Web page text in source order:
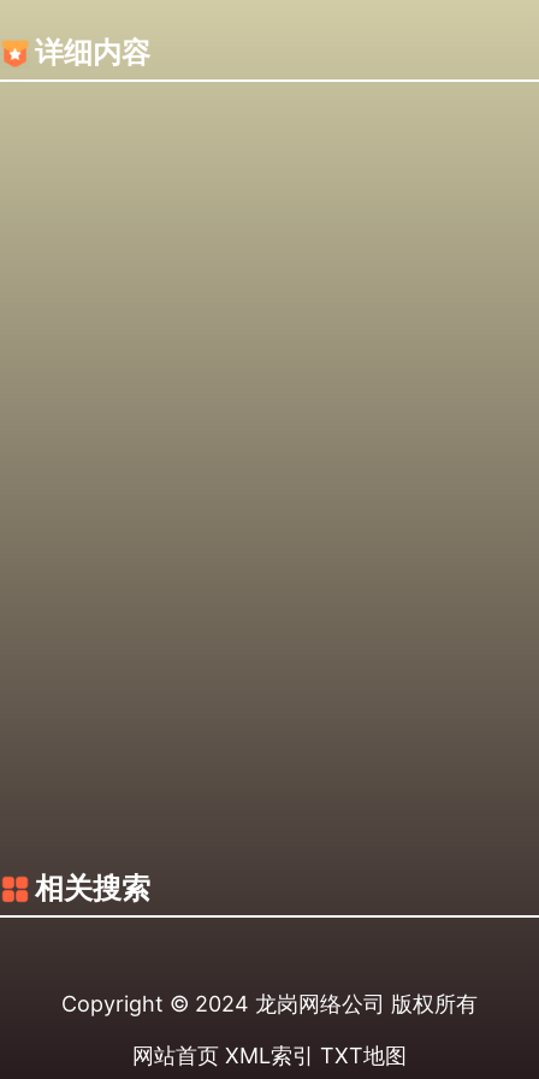
详细内容
相关搜索
Copyright © 2024 龙岗网络公司 版权所有
网站首页 XML索引 TXT地图